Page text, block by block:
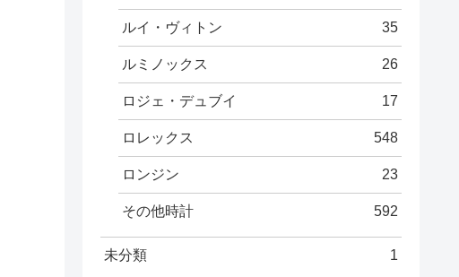
ルイ・ヴィトン 35
ルミノックス 26
ロジェ・デュブイ 17
ロレックス 548
ロンジン 23
その他時計 592
未分類 1